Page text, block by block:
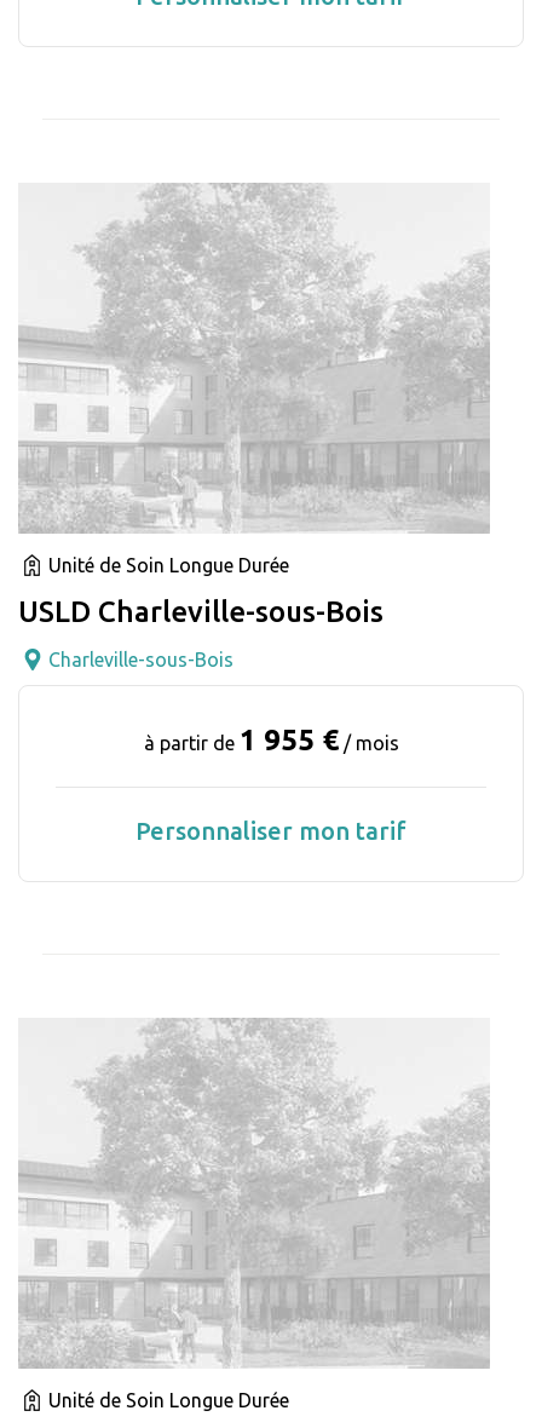
Unité de Soin Longue Durée
USLD Charleville-sous-Bois
Charleville-sous-Bois
à partir de 1 955 € / mois
Personnaliser mon tarif
Unité de Soin Longue Durée